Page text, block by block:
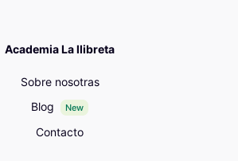
Academia La llibreta
Sobre nosotras
Blog
New
Contacto